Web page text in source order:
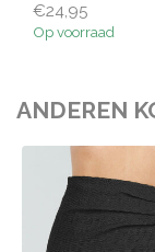
€24,95
Op voorraad
ANDEREN